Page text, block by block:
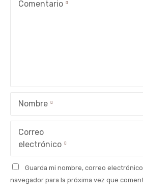
n
t
Comentario
Nombre
Correo
electrónico
Guarda mi nombre, correo
navegador para la próxima vez que